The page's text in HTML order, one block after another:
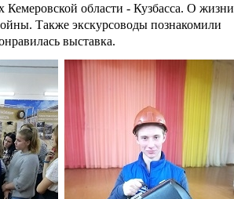
Кемеровской области - Кузбасса. О жизни
Также экскурсоводы познакомили
выставка.